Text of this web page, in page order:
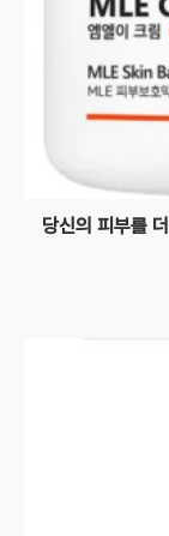
당신의 피부를